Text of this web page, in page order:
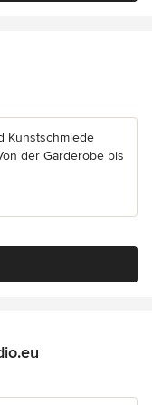
Kunstschmiede
der Garderobe bis